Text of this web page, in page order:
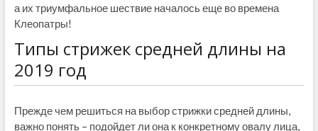
а их триумфальное шествие началось еще во времена
Клеопатры!
Типы стрижек средней длины на
2019 год
Прежде чем решиться на выбор стрижки средней длины,
важно понять – подойдет ли она к конкретному овалу лица,